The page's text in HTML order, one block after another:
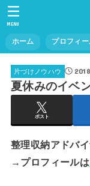
ホーム プロフィー
MENU
片づけノウハウ
夏休みのイベ
ポスト
整理収納アドバ
→プロフィールは